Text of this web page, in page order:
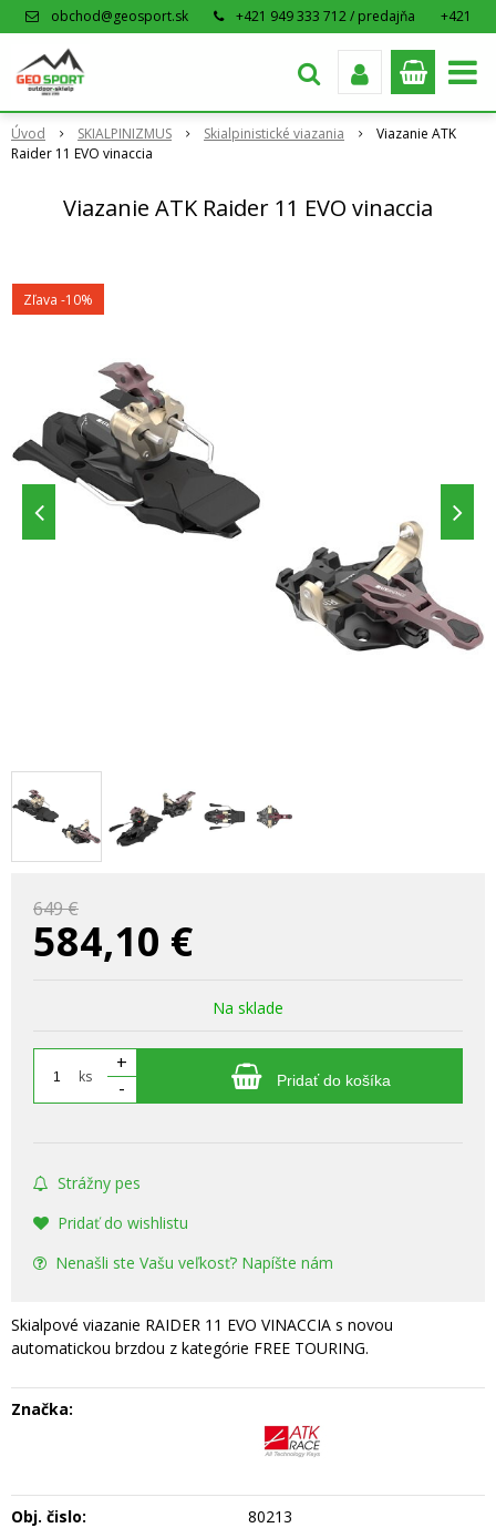
obchod@geosport.sk +421 949 333 712 / predajňa
+421
Úvod SKIALPINIZMUS Skialpinistické viazania
Viazanie ATK
Raider 11 EVO vinaccia
Viazanie ATK Raider 11 EVO vinaccia
Zľava -10%
649 €
584,10 €
Na sklade
ks
+
-
Pridať do košíka
Strážny pes
Pridať do wishlistu
Nenašli ste Vašu veľkosť? Napíšte nám
Skialpové viazanie RAIDER 11 EVO VINACCIA s novou
automatickou brzdou z kategórie FREE TOURING.
Značka:
Obj. čislo: 80213